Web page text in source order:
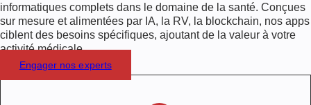
informatiques complets dans le domaine de la santé. Conçues
sur mesure et alimentées par IA, la RV, la blockchain, nos apps
ciblent des besoins spécifiques, ajoutant de la valeur à votre
activité médicale.
Engager nos experts